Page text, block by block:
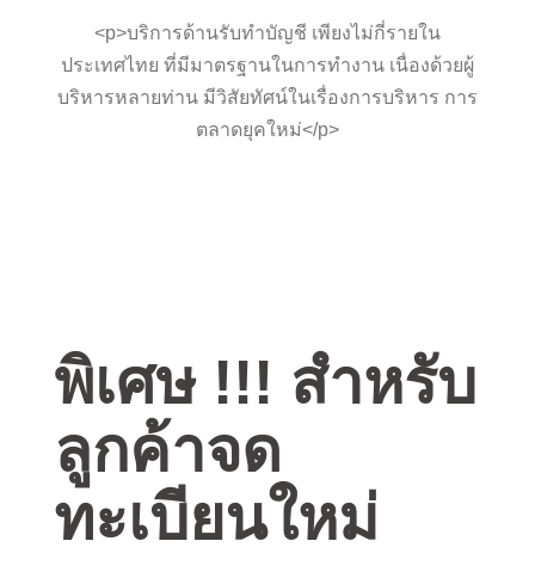
<p>บริการด้านรับทำบัญชี เพียงไม่กี่รายใน
ประเทศไทย ที่มีมาตรฐานในการทำงาน เนื่องด้วยผู้
บริหารหลายท่าน มีวิสัยทัศน์ในเรื่องการบริหาร การ
ตลาดยุคใหม่</p>
พิเศษ !!! สำหรับ
ลูกค้าจด
ทะเบียนใหม่